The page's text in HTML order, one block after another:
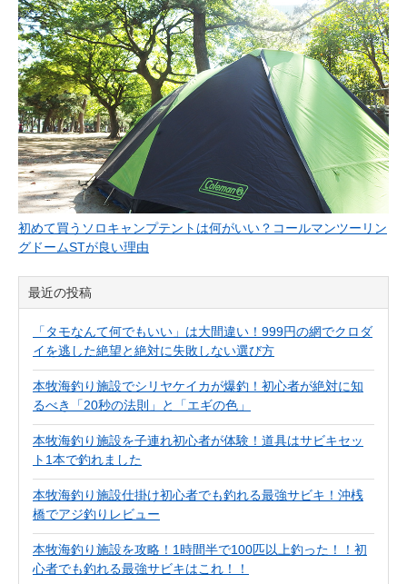
初めて買うソロキャンプテントは何がいい？コールマンツーリン
グドームSTが良い理由
最近の投稿
「タモなんて何でもいい」は大間違い！999円の網でクロダ
イを逃した絶望と絶対に失敗しない選び方
本牧海釣り施設でシリヤケイカが爆釣！初心者が絶対に知
るべき「20秒の法則」と「エギの色」
本牧海釣り施設を子連れ初心者が体験！道具はサビキセッ
ト1本で釣れました
本牧海釣り施設仕掛け初心者でも釣れる最強サビキ！沖桟
橋でアジ釣りレビュー
本牧海釣り施設を攻略！1時間半で100匹以上釣った！！初
心者でも釣れる最強サビキはこれ！！